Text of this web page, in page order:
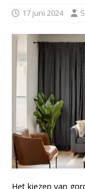
17 juni 2024
Het kiezen van